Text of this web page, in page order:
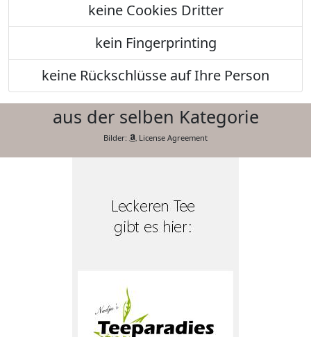
keine Cookies Dritter
kein Fingerprinting
keine Rückschlüsse auf Ihre Person
aus der selben Kategorie
Bilder: License Agreement